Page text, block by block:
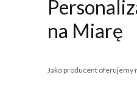
na Miarę
Jako producent oferujemy